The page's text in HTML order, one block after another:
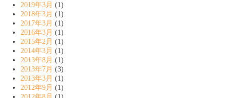
2019年3月 (1)
2018年3月 (1)
2017年3月 (1)
2016年3月 (1)
2015年2月 (1)
2014年3月 (1)
2013年8月 (1)
2013年7月 (3)
2013年3月 (1)
2012年9月 (1)
2012年8月 (1)